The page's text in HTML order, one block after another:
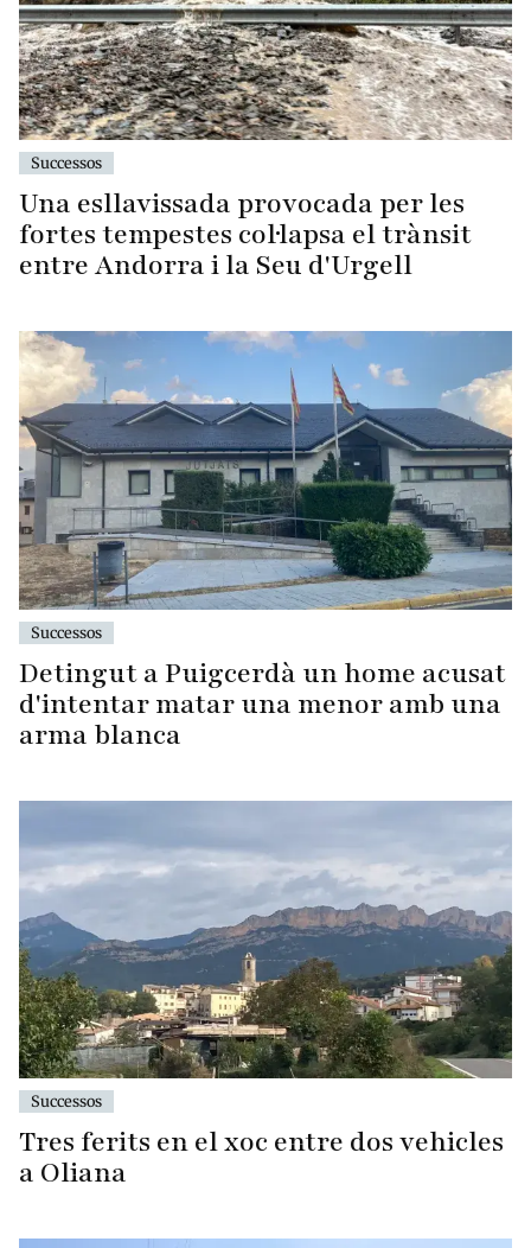
Successos
Una esllavissada provocada per les
fortes tempestes col·lapsa el trànsit
entre Andorra i la Seu d'Urgell
Successos
Detingut a Puigcerdà un home acusat
d'intentar matar una menor amb una
arma blanca
Successos
Tres ferits en el xoc entre dos vehicles
a Oliana